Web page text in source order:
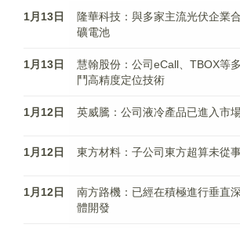
1月13日
隆華科技：與多家主流光伏企業
礦電池
1月13日
慧翰股份：公司eCall、TBOX等
鬥高精度定位技術
1月12日 英威騰：公司液冷產品已進入市
1月12日 東方材料：子公司東方超算未從
1月12日
南方路機：已經在積極進行垂直
體開發